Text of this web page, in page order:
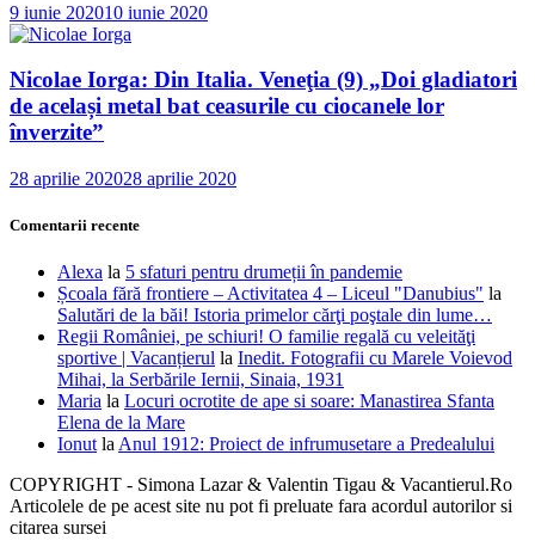
9 iunie 202010 iunie 2020
Nicolae Iorga: Din Italia. Veneţia (9) „Doi gladiatori
de același metal bat ceasurile cu ciocanele lor
înverzite”
28 aprilie 202028 aprilie 2020
Comentarii recente
Alexa la 5 sfaturi pentru drumeții în pandemie
Școala fără frontiere – Activitatea 4 – Liceul "Danubius" la
Salutări de la băi! Istoria primelor cărţi poştale din lume…
Regii României, pe schiuri! O familie regală cu veleităţi
sportive | Vacanțierul la Inedit. Fotografii cu Marele Voievod
Mihai, la Serbările Iernii, Sinaia, 1931
Maria la Locuri ocrotite de ape si soare: Manastirea Sfanta
Elena de la Mare
Ionut la Anul 1912: Proiect de infrumusetare a Predealului
COPYRIGHT - Simona Lazar & Valentin Tigau & Vacantierul.Ro
Articolele de pe acest site nu pot fi preluate fara acordul autorilor si
citarea sursei